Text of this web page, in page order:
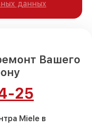
данных
Вашего
25
Miele в